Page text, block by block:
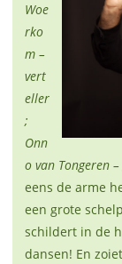
Woe
rko
m –
vert
eller
;
Onn
o van Tongeren
eens de arme
een grote
schildert in de
dansen! En